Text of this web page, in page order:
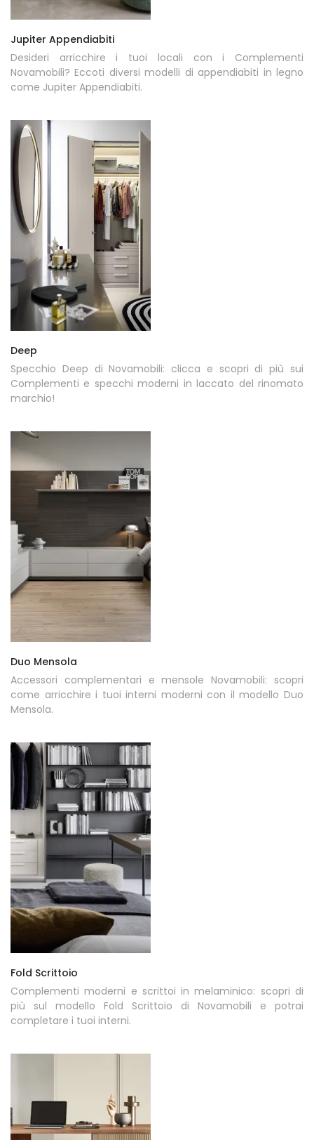
Jupiter Appendiabiti
Desideri arricchire i tuoi locali con i Complementi
Novamobili? Eccoti diversi modelli di appendiabiti in legno
come Jupiter Appendiabiti.
Deep
Specchio Deep di Novamobili: clicca e scopri di più sui
Complementi e specchi moderni in laccato del rinomato
marchio!
Duo Mensola
Accessori complementari e mensole Novamobili: scopri
come arricchire i tuoi interni moderni con il modello Duo
Mensola.
Fold Scrittoio
Complementi moderni e scrittoi in melaminico: scopri di
più sul modello Fold Scrittoio di Novamobili e potrai
completare i tuoi interni.